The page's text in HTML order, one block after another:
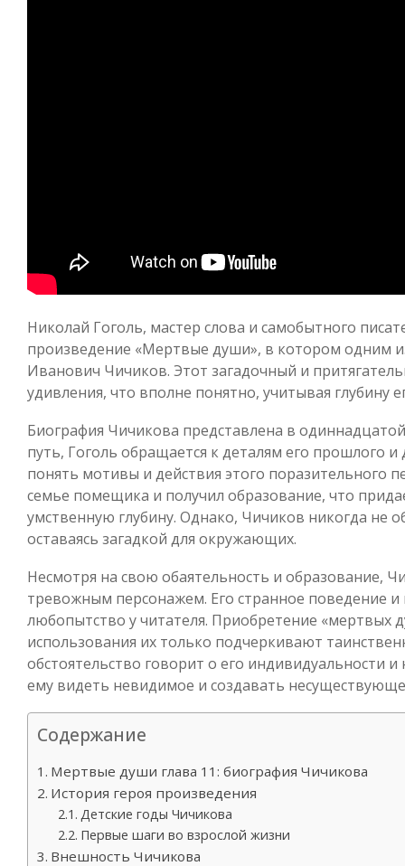
Николай Гоголь, мастер слова и самобытного
произведение «Мертвые души», в котором одним
Иванович Чичиков. Этот загадочный и
удивления, что вполне понятно, учитывая глубину
Биография Чичикова представлена в
путь, Гоголь обращается к деталям его прошлого
понять мотивы и действия этого поразительного
семье помещика и получил образование, что
умственную глубину. Однако, Чичиков никогда не
оставаясь загадкой для окружающих.
Несмотря на свою обаятельность и образование,
тревожным персонажем. Его странное поведение
любопытство у читателя. Приобретение «мертвых
использования их только подчеркивают
обстоятельство говорит о его индивидуальности
ему видеть невидимое и создавать
Содержание
Мертвые души глава 11: биография Чичикова
История героя произведения
Детские годы Чичикова
Первые шаги во взрослой жизни
Внешность Чичикова